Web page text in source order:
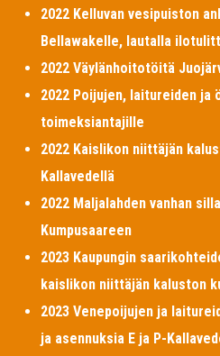
2022 Kelluvan vesipuiston
Bellawakelle, lautalla
2022 Väylänhoitotöitä
2022 Poijujen, laitureiden ja
toimeksiantajille
2022 Kaislikon niittäjän
Kallavedellä
2022 Maljalahden vanhan
Kumpusaareen
2023 Kaupungin
kaislikon niittäjän kaluston
2023 Venepoijujen ja
ja asennuksia E ja P-